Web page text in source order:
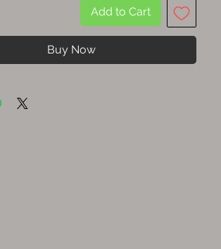
Add to Cart
Buy Now